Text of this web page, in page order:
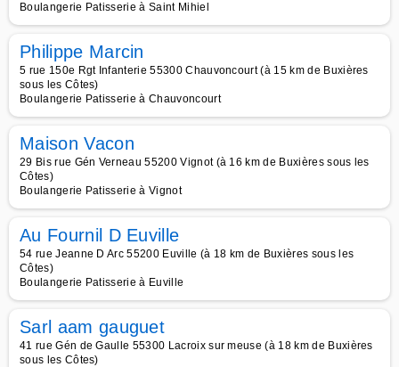
Boulangerie Patisserie à Saint Mihiel
Philippe Marcin
5 rue 150e Rgt Infanterie 55300 Chauvoncourt (à 15 km de Buxières
sous les Côtes)
Boulangerie Patisserie à Chauvoncourt
Maison Vacon
29 Bis rue Gén Verneau 55200 Vignot (à 16 km de Buxières sous les
Côtes)
Boulangerie Patisserie à Vignot
Au Fournil D Euville
54 rue Jeanne D Arc 55200 Euville (à 18 km de Buxières sous les
Côtes)
Boulangerie Patisserie à Euville
Sarl aam gauguet
41 rue Gén de Gaulle 55300 Lacroix sur meuse (à 18 km de Buxières
sous les Côtes)